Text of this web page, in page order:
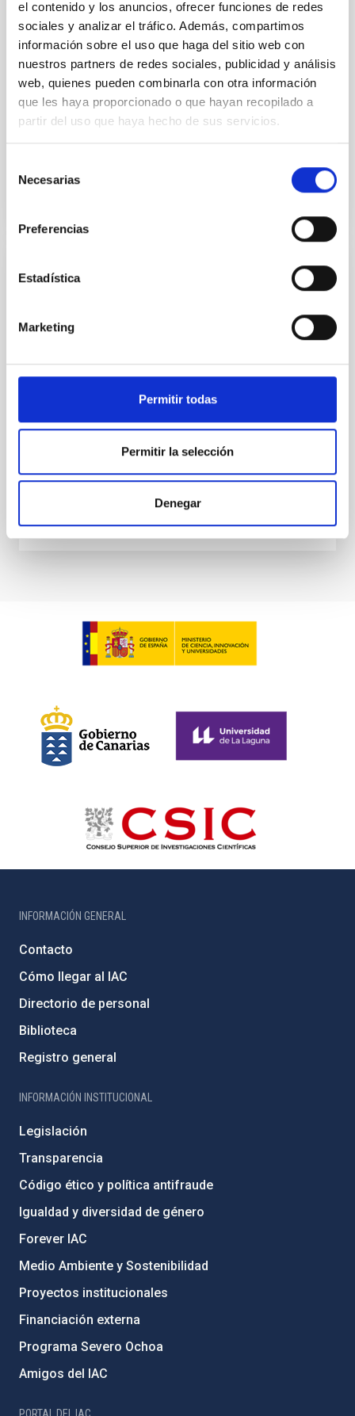
el contenido y los anuncios, ofrecer funciones de redes
sociales y analizar el tráfico. Además, compartimos
información sobre el uso que haga del sitio web con
nuestros partners de redes sociales, publicidad y análisis
web, quienes pueden combinarla con otra información
que les haya proporcionado o que hayan recopilado a
partir del uso que haya hecho de sus servicios.
Necesarias
Preferencias
Estadística
Marketing
Permitir todas
Permitir la selección
Denegar
InvestigaciónAstronómica Hemisferio Sur.
Ampliar los objetivos de la colaboración para permitir
que los experimentos de campo LGS-AO sean
realizados en el telescopio WHT de La Palma en
colaboración científica con el equipo de sistemas de
Fecha en vigor 01/02/2017-31/12/2020
Adenda al Convenio de colaboración entre
La Caixa para el programa internacional de
Becas de Doctorado
El objeto es la adhesión de la Fundación CajaCanarias
2013 con la finalidad de colaborar conjuntamente en
Fecha en vigor 29/07/2015-31/12/2016
No vigente
INFORMACIÓN GENERAL
Contacto
Cómo llegar al IAC
Directorio de personal
Biblioteca
Registro general
INFORMACIÓN INSTITUCIONAL
Legislación
Transparencia
Código ético y política antifraude
Igualdad y diversidad de género
Forever IAC
Medio Ambiente y Sostenibilidad
Proyectos institucionales
Financiación externa
Programa Severo Ochoa
Amigos del IAC